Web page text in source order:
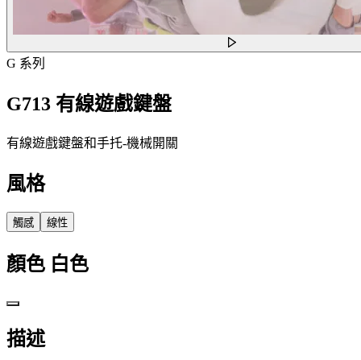
G 系列
G713 有線遊戲鍵盤
有線遊戲鍵盤和手托-機械開關
風格
觸感 線性
顏色 白色
描述